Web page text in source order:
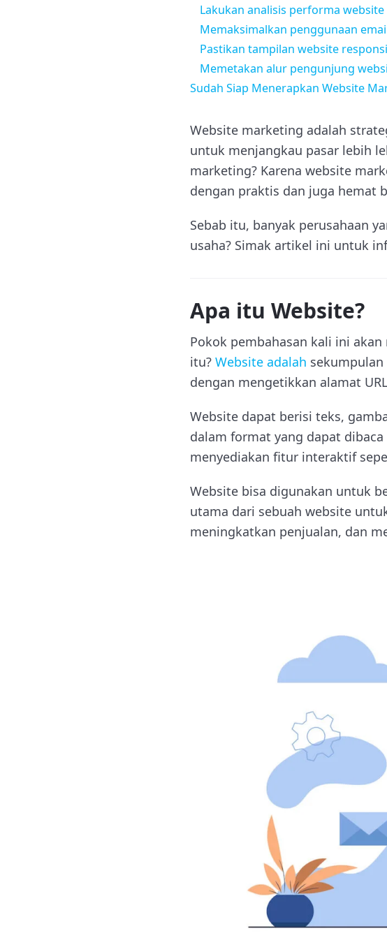
Lakukan analisis performa website
Memaksimalkan penggunaan
Pastikan tampilan website
Memetakan alur pengunjung
Sudah Siap Menerapkan Website
Website marketing adalah
untuk menjangkau pasar lebih
marketing? Karena website
dengan praktis dan juga hemat
Sebab itu, banyak perusahaan
usaha? Simak artikel ini untuk
Apa itu Website?
Pokok pembahasan kali ini
itu? Website adalah
dengan mengetikkan alamat
Website dapat berisi teks,
dalam format yang dapat
menyediakan fitur interaktif
Website bisa digunakan untuk
utama dari sebuah website
meningkatkan penjualan, dan